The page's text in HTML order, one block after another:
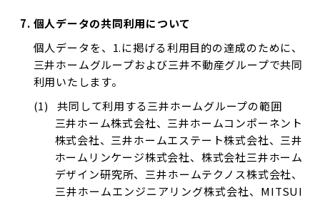
個人データの共同利用について
個人データを、1.に掲げる利用目的の達成のために、
三井ホームグループおよび三井不動産グループで共同
利用いたします。
共同して利用する三井ホームグループの範囲
三井ホーム株式会社、三井ホームコンポーネント
株式会社、三井ホームエステート株式会社、三井
ホームリンケージ株式会社、株式会社三井ホーム
デザイン研究所、三井ホームテクノス株式会社、
三井ホームエンジニアリング株式会社、MITSUI